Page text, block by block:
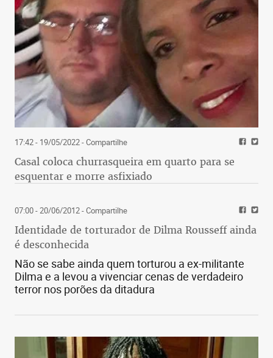
17:42 - 19/05/2022- Compartilhe
Casal coloca churrasqueira em quarto para se
esquentar e morre asfixiado
07:00 - 20/06/2012- Compartilhe
Identidade de torturador de Dilma Rousseff ainda
é desconhecida
Não se sabe ainda quem torturou a ex-militante
Dilma e a levou a vivenciar cenas de verdadeiro
terror nos porões da ditadura